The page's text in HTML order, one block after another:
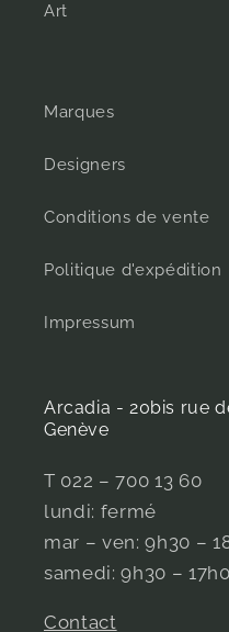
Art
Marques
Designers
Conditions de vente
Politique d'expédition
Impressum
Arcadia - 20bis rue
Genève
T 022 – 700 13 60
lundi: fermé
mar – ven: 9h30 –
samedi: 9h30 –
Contact